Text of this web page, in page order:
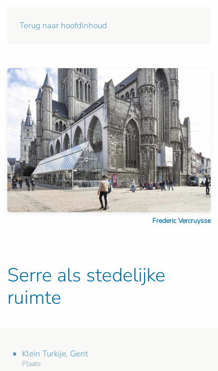
Terug naar hoofdinhoud
Frederic Vercruysse
Serre als stedelijke
ruimte
Klein Turkije, Gent
Plaats